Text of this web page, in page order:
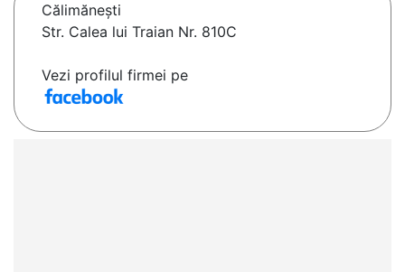
Călimăneşti
Str. Calea lui Traian Nr. 810C
Vezi profilul firmei pe